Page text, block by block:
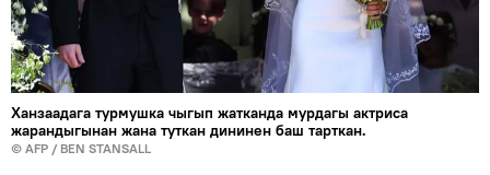
Ханзаадага турмушка чыгып жатканда мурдагы актриса
жарандыгынан жана туткан дининен баш тарткан.
© AFP / BEN STANSALL